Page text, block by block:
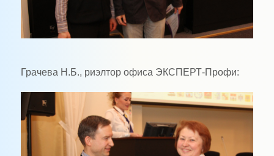
Грачева Н.Б., риэлтор офиса ЭКСПЕРТ-Профи: